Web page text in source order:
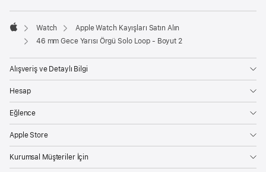
Apple
Watch
Apple Watch Kayışları Satın Alın
46 mm Gece Yarısı Örgü Solo Loop - Boyut 2
Alışveriş ve Detaylı Bilgi
Hesap
Eğlence
Apple Store
Kurumsal Müşteriler İçin